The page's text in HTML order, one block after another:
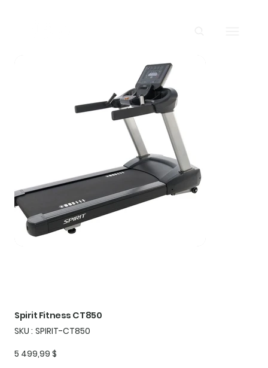
Spirit Fitness CT850
SKU : SKU
SPIRIT-
SPIRIT-CT850
Prix
5 499,99 $